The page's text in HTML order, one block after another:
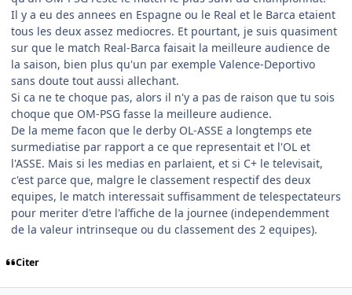
Il y a eu des annees en Espagne ou le Real et le Barca etaient
tous les deux assez mediocres. Et pourtant, je suis quasiment
sur que le match Real-Barca faisait la meilleure audience de
la saison, bien plus qu'un par exemple Valence-Deportivo
sans doute tout aussi allechant.
Si ca ne te choque pas, alors il n'y a pas de raison que tu sois
choque que OM-PSG fasse la meilleure audience.
De la meme facon que le derby OL-ASSE a longtemps ete
surmediatise par rapport a ce que representait et l'OL et
l'ASSE. Mais si les medias en parlaient, et si C+ le televisait,
c'est parce que, malgre le classement respectif des deux
equipes, le match interessait suffisamment de telespectateurs
pour meriter d'etre l'affiche de la journee (independemment
de la valeur intrinseque ou du classement des 2 equipes).
Citer